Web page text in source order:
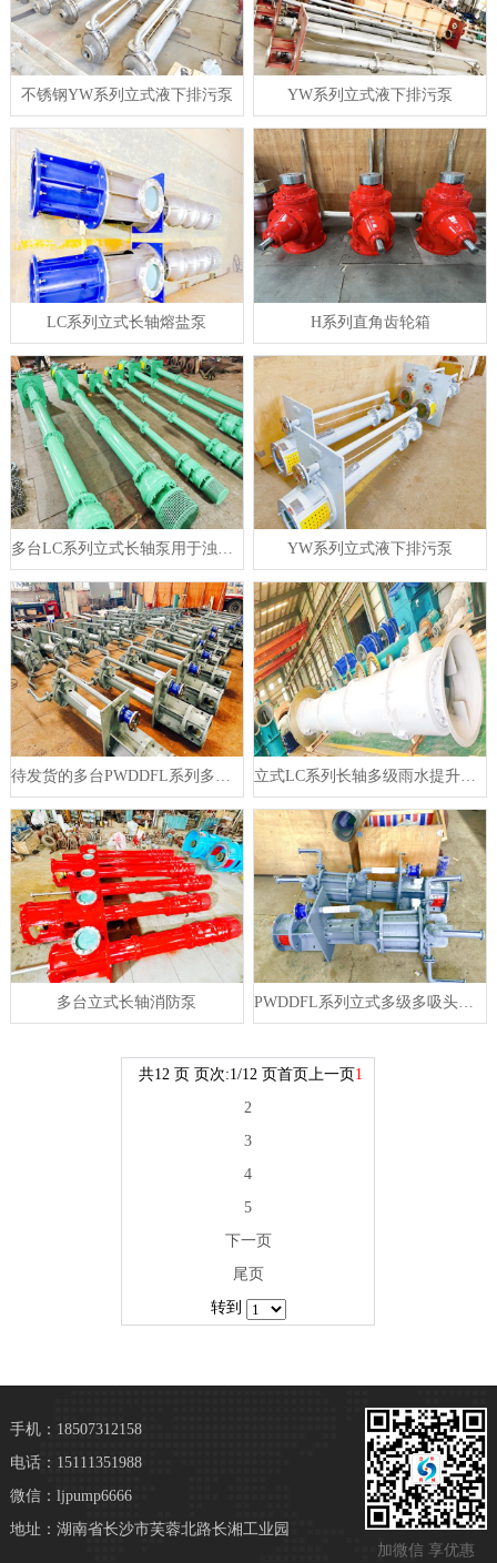
不锈钢YW系列立式液下排污泵 YW系列立式液下排污泵
LC系列立式长轴熔盐泵 H系列直角齿轮箱
多台LC系列立式长轴泵用于浊环水泵 YW系列立式液下排污泵
多台立式长轴消防泵 PWDDFL系列立式多级多吸头排污泵
共12 页 页次:1/12 页首页上一页1
2
3
4
5
下一页
尾页
转到
加微信 享优惠
手机：18507312158
电话：15111351988
微信：ljpump6666
地址：湖南省长沙市芙蓉北路长湘工业园